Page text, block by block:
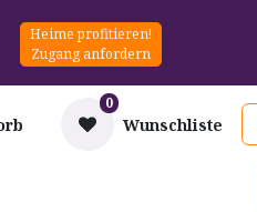
Heime profitieren!
Zugang anfordern
0
Wunschliste